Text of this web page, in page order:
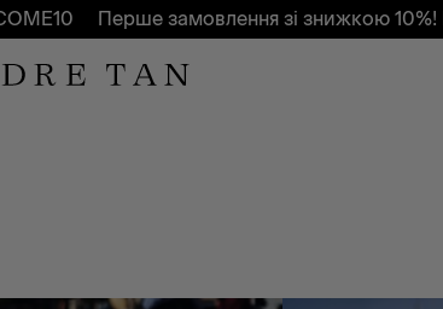
Перше замовлення зі знижкою 10%! Код: